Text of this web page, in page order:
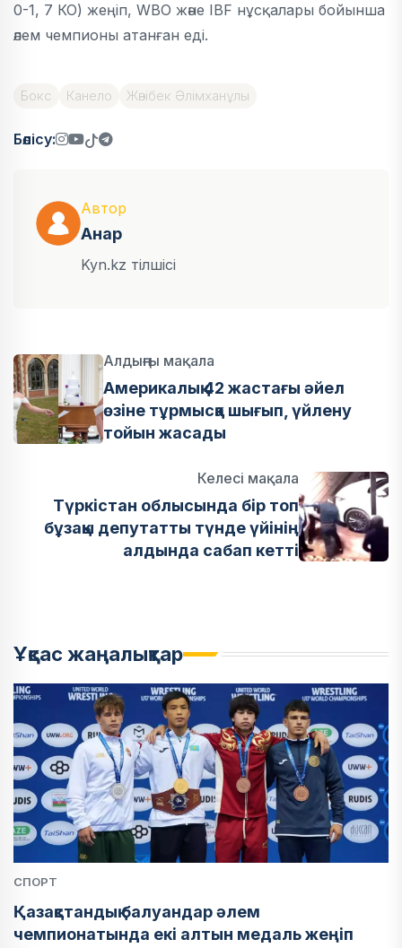
0-1, 7 КО) жеңіп, WBO және IBF нұсқалары бойынша
әлем чемпионы атанған еді.
Бокс Канело Жәнібек Әлімханұлы
Бөлісу:
Автор
Анар
Kyn.kz тілшісі
Алдыңғы мақала
Америкалық 42 жастағы әйел
өзіне тұрмысқа шығып, үйлену
тойын жасады
Келесі мақала
Түркістан облысында бір топ
бұзақы депутатты түнде үйінің
алдында сабап кетті
Ұқсас жаңалықтар
СПОРТ
Қазақстандық балуандар әлем
чемпионатында екі алтын медаль жеңіп